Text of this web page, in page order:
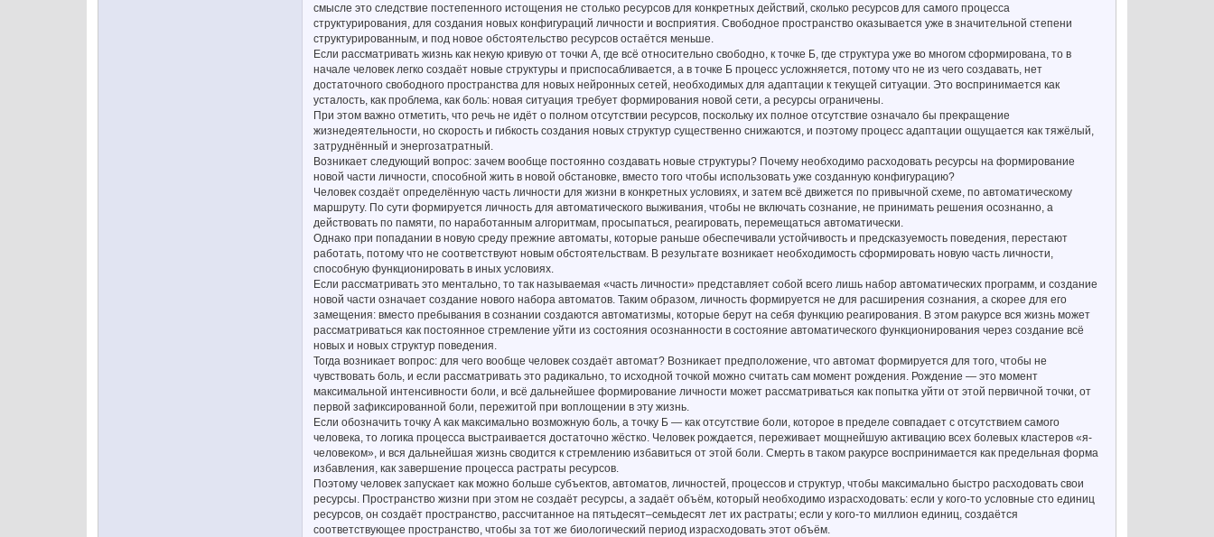
смысле это следствие постепенного истощения не столько ресурсов для конкретных действий, сколько ресурсов для самого процесса
структурирования, для создания новых конфигураций личности и восприятия. Свободное пространство оказывается уже в значительной степени
структурированным, и под новое обстоятельство ресурсов остаётся меньше.
Если рассматривать жизнь как некую кривую от точки А, где всё относительно свободно, к точке Б, где структура уже во многом сформирована, то в
начале человек легко создаёт новые структуры и приспосабливается, а в точке Б процесс усложняется, потому что не из чего создавать, нет
достаточного свободного пространства для новых нейронных сетей, необходимых для адаптации к текущей ситуации. Это воспринимается как
усталость, как проблема, как боль: новая ситуация требует формирования новой сети, а ресурсы ограничены.
При этом важно отметить, что речь не идёт о полном отсутствии ресурсов, поскольку их полное отсутствие означало бы прекращение
жизнедеятельности, но скорость и гибкость создания новых структур существенно снижаются, и поэтому процесс адаптации ощущается как тяжёлый,
затруднённый и энергозатратный.
Возникает следующий вопрос: зачем вообще постоянно создавать новые структуры? Почему необходимо расходовать ресурсы на формирование
новой части личности, способной жить в новой обстановке, вместо того чтобы использовать уже созданную конфигурацию?
Человек создаёт определённую часть личности для жизни в конкретных условиях, и затем всё движется по привычной схеме, по автоматическому
маршруту. По сути формируется личность для автоматического выживания, чтобы не включать сознание, не принимать решения осознанно, а
действовать по памяти, по наработанным алгоритмам, просыпаться, реагировать, перемещаться автоматически.
Однако при попадании в новую среду прежние автоматы, которые раньше обеспечивали устойчивость и предсказуемость поведения, перестают
работать, потому что не соответствуют новым обстоятельствам. В результате возникает необходимость сформировать новую часть личности,
способную функционировать в иных условиях.
Если рассматривать это ментально, то так называемая «часть личности» представляет собой всего лишь набор автоматических программ, и создание
новой части означает создание нового набора автоматов. Таким образом, личность формируется не для расширения сознания, а скорее для его
замещения: вместо пребывания в сознании создаются автоматизмы, которые берут на себя функцию реагирования. В этом ракурсе вся жизнь может
рассматриваться как постоянное стремление уйти из состояния осознанности в состояние автоматического функционирования через создание всё
новых и новых структур поведения.
Тогда возникает вопрос: для чего вообще человек создаёт автомат? Возникает предположение, что автомат формируется для того, чтобы не
чувствовать боль, и если рассматривать это радикально, то исходной точкой можно считать сам момент рождения. Рождение — это момент
максимальной интенсивности боли, и всё дальнейшее формирование личности может рассматриваться как попытка уйти от этой первичной точки, от
первой зафиксированной боли, пережитой при воплощении в эту жизнь.
Если обозначить точку А как максимально возможную боль, а точку Б — как отсутствие боли, которое в пределе совпадает с отсутствием самого
человека, то логика процесса выстраивается достаточно жёстко. Человек рождается, переживает мощнейшую активацию всех болевых кластеров «я-
человеком», и вся дальнейшая жизнь сводится к стремлению избавиться от этой боли. Смерть в таком ракурсе воспринимается как предельная форма
избавления, как завершение процесса растраты ресурсов.
Поэтому человек запускает как можно больше субъектов, автоматов, личностей, процессов и структур, чтобы максимально быстро расходовать свои
ресурсы. Пространство жизни при этом не создаёт ресурсы, а задаёт объём, который необходимо израсходовать: если у кого-то условные сто единиц
ресурсов, он создаёт пространство, рассчитанное на пятьдесят–семьдесят лет их растраты; если у кого-то миллион единиц, создаётся
соответствующее пространство, чтобы за тот же биологический период израсходовать этот объём.